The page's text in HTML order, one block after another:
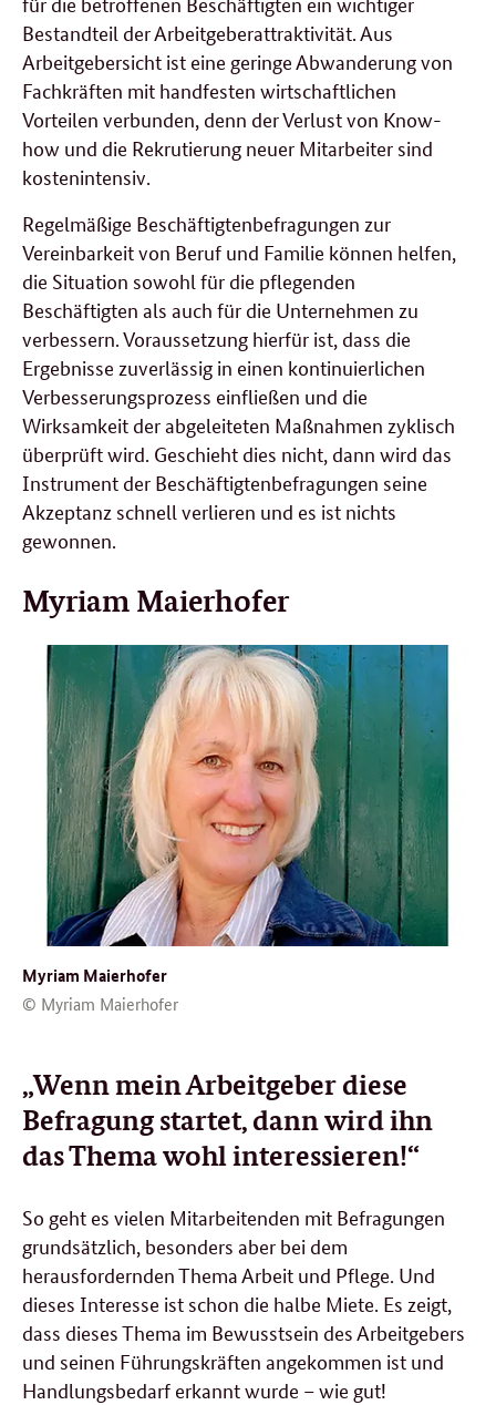
Bestandteil der Arbeitgeberattraktivität. Aus
Arbeitgebersicht ist eine geringe Abwanderung von
Fachkräften mit handfesten wirtschaftlichen
Vorteilen verbunden, denn der Verlust von Know-
how und die Rekrutierung neuer Mitarbeiter sind
kostenintensiv.
Regelmäßige Beschäftigtenbefragungen zur
Vereinbarkeit von Beruf und Familie können helfen,
die Situation sowohl für die pflegenden
Beschäftigten als auch für die Unternehmen zu
verbessern. Voraussetzung hierfür ist, dass die
Ergebnisse zuverlässig in einen kontinuierlichen
Verbesserungsprozess einfließen und die
Wirksamkeit der abgeleiteten Maßnahmen zyklisch
überprüft wird. Geschieht dies nicht, dann wird das
Instrument der Beschäftigtenbefragungen seine
Akzeptanz schnell verlieren und es ist nichts
gewonnen.
Myriam Maierhofer
Myriam Maierhofer
© Myriam Maierhofer
„Wenn mein Arbeitgeber diese
Befragung startet, dann wird ihn
das Thema wohl interessieren!“
So geht es vielen Mitarbeitenden mit Befragungen
grundsätzlich, besonders aber bei dem
herausfordernden Thema Arbeit und Pflege. Und
dieses Interesse ist schon die halbe Miete. Es zeigt,
dass dieses Thema im Bewusstsein des Arbeitgebers
und seinen Führungskräften angekommen ist und
Handlungsbedarf erkannt wurde – wie gut!